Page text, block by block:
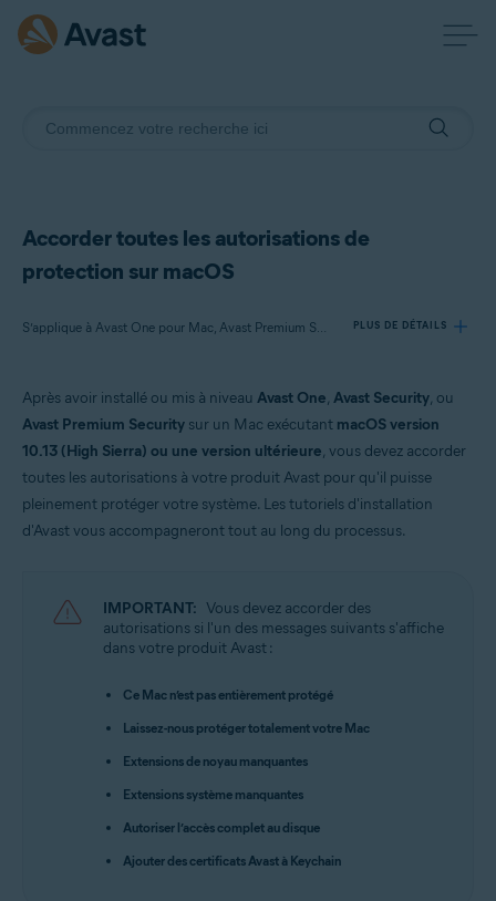
Accorder toutes les autorisations de
protection sur macOS
S’applique à Avast One pour Mac, Avast Premium Security pour Mac, Avast Security pour Mac PLUS DE DÉTAILS
Avast Premium Security 15.x pour Mac
Avast Security 15.x pour Mac
Systèmes d'exploitation:
Apple macOS 13.x (Ventura)
Apple macOS 12.x (Monterey)
Apple macOS 11.x (Big Sur)
Apple macOS 10.15.x (Catalina)
Apple macOS 10.13.x (High Sierra)
Après avoir installé ou mis à niveau Avast One, Avast Security, ou
Avast Premium Security sur un Mac exécutant macOS version
10.13 (High Sierra) ou une version ultérieure, vous devez accorder
toutes les autorisations à votre produit Avast pour qu'il puisse
pleinement protéger votre système. Les tutoriels d'installation
d'Avast vous accompagneront tout au long du processus.
IMPORTANT: Vous devez accorder des
autorisations si l'un des messages suivants s'affiche
dans votre produit Avast :
Ce Mac n’est pas entièrement protégé
Laissez-nous protéger totalement votre Mac
Extensions de noyau manquantes
Extensions système manquantes
Autoriser l’accès complet au disque
Ajouter des certificats Avast à Keychain